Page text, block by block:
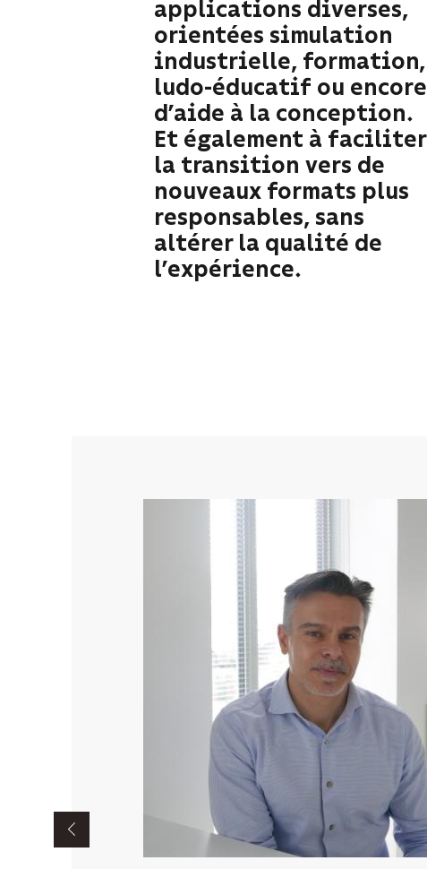
applications diverses,
orientées simulation
industrielle, formation,
ludo-éducatif ou encore
d’aide à la conception.
Et également à faciliter
la transition vers de
nouveaux formats plus
responsables, sans
altérer la qualité de
l’expérience.